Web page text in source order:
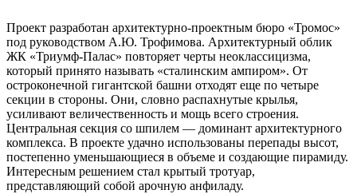
Проект разработан архитектурно-проектным бюро «Тромос»
под руководством А.Ю. Трофимова. Архитектурный облик
ЖК «Триумф-Палас» повторяет черты неоклассицизма,
который принято называть «сталинским ампиром». От
остроконечной гигантской башни отходят еще по четыре
секции в стороны. Они, словно распахнутые крылья,
усиливают величественность и мощь всего строения.
Центральная секция со шпилем — доминант архитектурного
комплекса. В проекте удачно использованы перепады высот,
постепенно уменьшающиеся в объеме и создающие пирамиду.
Интересным решением стал крытый тротуар,
представляющий собой арочную анфиладу.